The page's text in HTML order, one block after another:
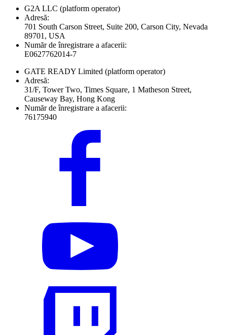
G2A LLC (platform operator)
Adresă:
701 South Carson Street, Suite 200, Carson City, Nevada
89701, USA
Număr de înregistrare a afacerii:
E0627762014-7
GATE READY Limited (platform operator)
Adresă:
31/F, Tower Two, Times Square, 1 Matheson Street,
Causeway Bay, Hong Kong
Număr de înregistrare a afacerii:
76175940